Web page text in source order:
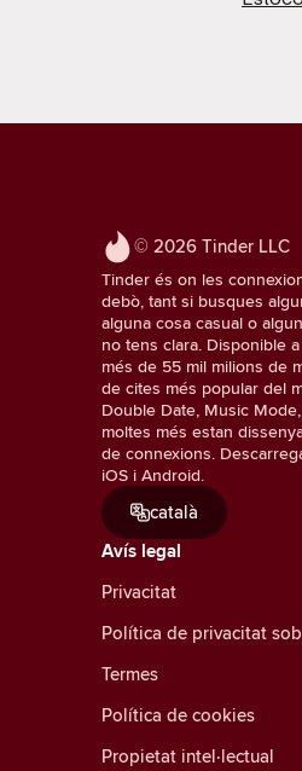
© 2026 Tinder LLC
Tinder és on les
debò, tant si busques
alguna cosa casual o
no tens clara. Disponible
més de 55 mil milions de
de cites més popular del
Double Date, Music
moltes més estan
de connexions.
iOS i Android.
català
Avís legal
Privacitat
Política de privacitat
Termes
Política de cookies
Propietat intel·lectual